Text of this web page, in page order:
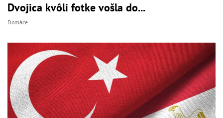
Dvojica kvôli fotke vošla do...
Domáce